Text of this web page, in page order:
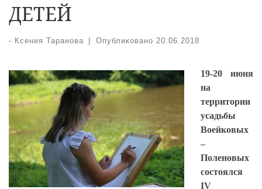
ДЕТЕЙ
- Ксения Таранова Опубликовано 20.06.2018
19-20 июня
на
территории
усадьбы
Воейковых
–
Поленовых
состоялся
IV